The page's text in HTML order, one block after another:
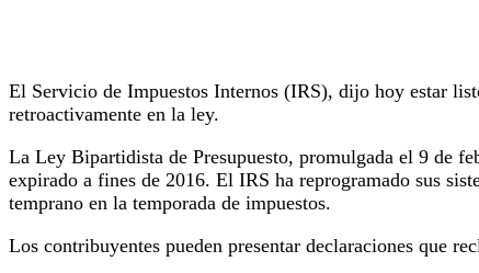
El Servicio de Impuestos Internos (IRS), dijo hoy estar
retroactivamente en la ley.
La Ley Bipartidista de Presupuesto, promulgada el 9 de
expirado a fines de 2016. El IRS ha reprogramado sus
temprano en la temporada de impuestos.
Los contribuyentes pueden presentar declaraciones que